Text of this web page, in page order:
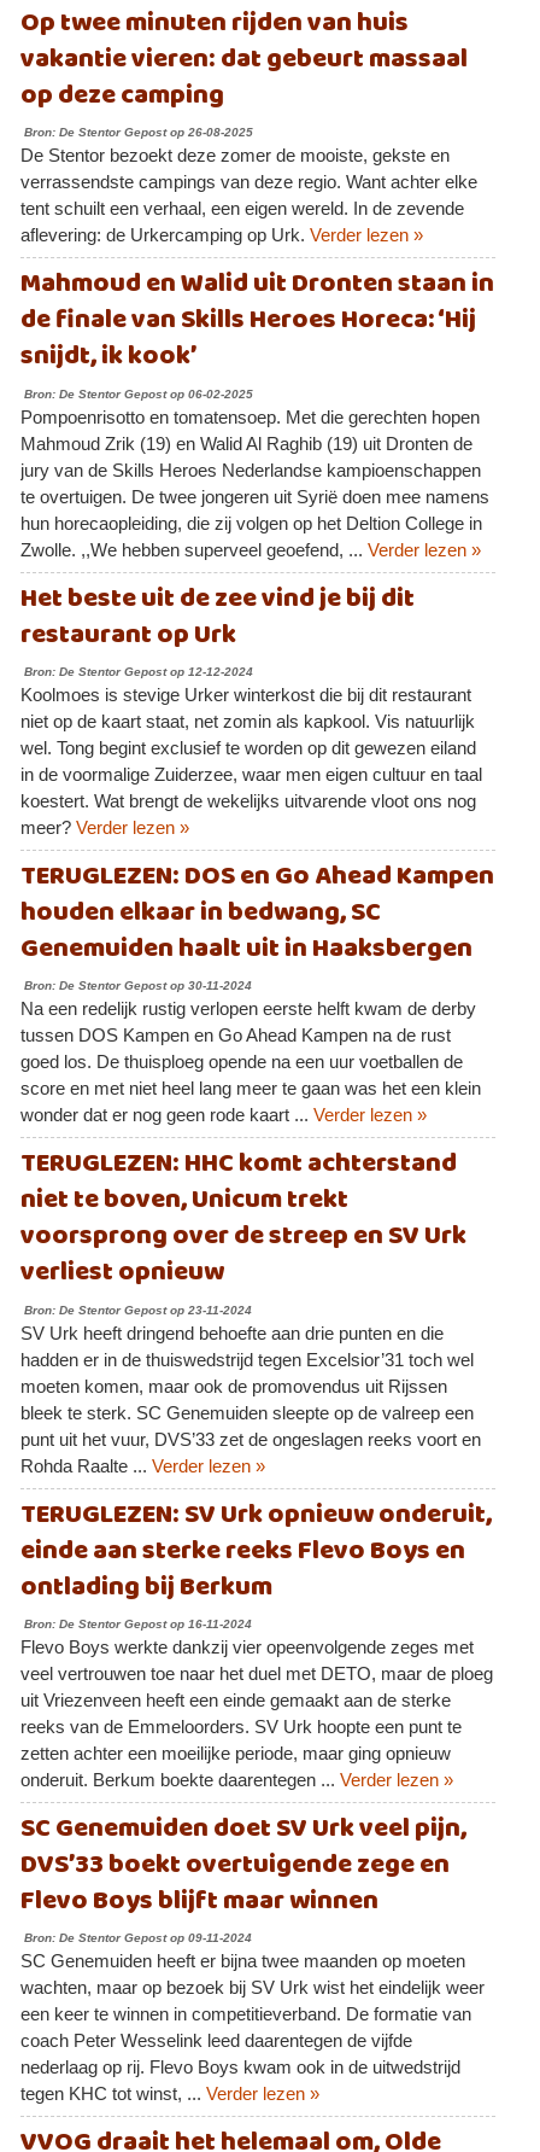
Op twee minuten rijden van huis
vakantie vieren: dat gebeurt massaal
op deze camping
Bron: De Stentor Gepost op 26-08-2025
De Stentor bezoekt deze zomer de mooiste, gekste en
verrassendste campings van deze regio. Want achter elke
tent schuilt een verhaal, een eigen wereld. In de zevende
aflevering: de Urkercamping op Urk. Verder lezen »
Mahmoud en Walid uit Dronten staan in
de finale van Skills Heroes Horeca: ‘Hij
snijdt, ik kook’
Bron: De Stentor Gepost op 06-02-2025
Pompoenrisotto en tomatensoep. Met die gerechten hopen
Mahmoud Zrik (19) en Walid Al Raghib (19) uit Dronten de
jury van de Skills Heroes Nederlandse kampioenschappen
te overtuigen. De twee jongeren uit Syrië doen mee namens
hun horecaopleiding, die zij volgen op het Deltion College in
Zwolle. ,,We hebben superveel geoefend, ... Verder lezen »
Het beste uit de zee vind je bij dit
restaurant op Urk
Bron: De Stentor Gepost op 12-12-2024
Koolmoes is stevige Urker winterkost die bij dit restaurant
niet op de kaart staat, net zomin als kapkool. Vis natuurlijk
wel. Tong begint exclusief te worden op dit gewezen eiland
in de voormalige Zuiderzee, waar men eigen cultuur en taal
koestert. Wat brengt de wekelijks uitvarende vloot ons nog
meer? Verder lezen »
TERUGLEZEN: DOS en Go Ahead Kampen
houden elkaar in bedwang, SC
Genemuiden haalt uit in Haaksbergen
Bron: De Stentor Gepost op 30-11-2024
Na een redelijk rustig verlopen eerste helft kwam de derby
tussen DOS Kampen en Go Ahead Kampen na de rust
goed los. De thuisploeg opende na een uur voetballen de
score en met niet heel lang meer te gaan was het een klein
wonder dat er nog geen rode kaart ... Verder lezen »
TERUGLEZEN: HHC komt achterstand
niet te boven, Unicum trekt
voorsprong over de streep en SV Urk
verliest opnieuw
Bron: De Stentor Gepost op 23-11-2024
SV Urk heeft dringend behoefte aan drie punten en die
hadden er in de thuiswedstrijd tegen Excelsior’31 toch wel
moeten komen, maar ook de promovendus uit Rijssen
bleek te sterk. SC Genemuiden sleepte op de valreep een
punt uit het vuur, DVS’33 zet de ongeslagen reeks voort en
Rohda Raalte ... Verder lezen »
TERUGLEZEN: SV Urk opnieuw onderuit,
einde aan sterke reeks Flevo Boys en
ontlading bij Berkum
Bron: De Stentor Gepost op 16-11-2024
Flevo Boys werkte dankzij vier opeenvolgende zeges met
veel vertrouwen toe naar het duel met DETO, maar de ploeg
uit Vriezenveen heeft een einde gemaakt aan de sterke
reeks van de Emmeloorders. SV Urk hoopte een punt te
zetten achter een moeilijke periode, maar ging opnieuw
onderuit. Berkum boekte daarentegen ... Verder lezen »
SC Genemuiden doet SV Urk veel pijn,
DVS’33 boekt overtuigende zege en
Flevo Boys blijft maar winnen
Bron: De Stentor Gepost op 09-11-2024
SC Genemuiden heeft er bijna twee maanden op moeten
wachten, maar op bezoek bij SV Urk wist het eindelijk weer
een keer te winnen in competitieverband. De formatie van
coach Peter Wesselink leed daarentegen de vijfde
nederlaag op rij. Flevo Boys kwam ook in de uitwedstrijd
tegen KHC tot winst, ... Verder lezen »
VVOG draait het helemaal om, Olde